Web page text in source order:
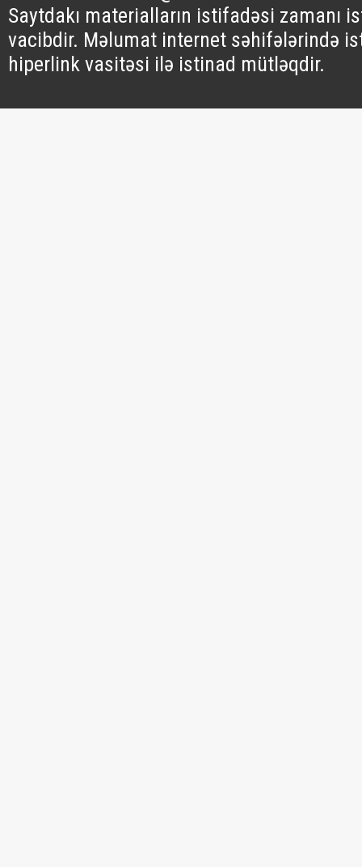
Saytdakı materialların istifadəsi zamanı
vacibdir. Məlumat internet səhifələrində
hiperlink vasitəsi ilə istinad mütləqdir.